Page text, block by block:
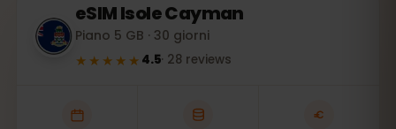
eSIMIsole Cayman
Piano 5 GB · 30 giorni
★★★★★ 4.5· 28 reviews